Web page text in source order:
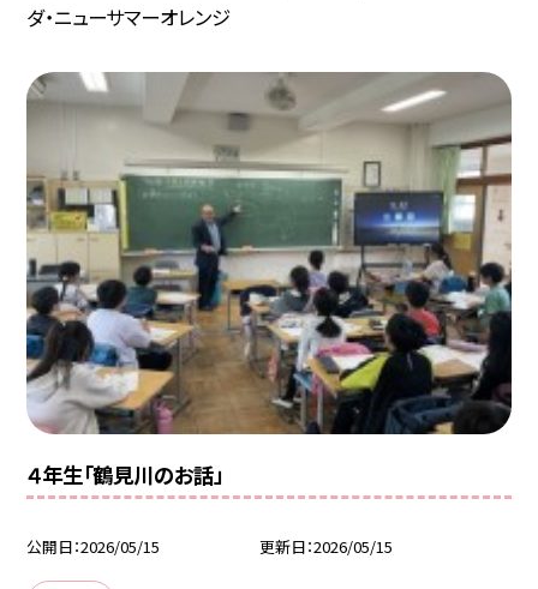
ダ・ニューサマーオレンジ
４年生「鶴見川のお話」
公開日 2026/05/15 更新日 2026/05/15